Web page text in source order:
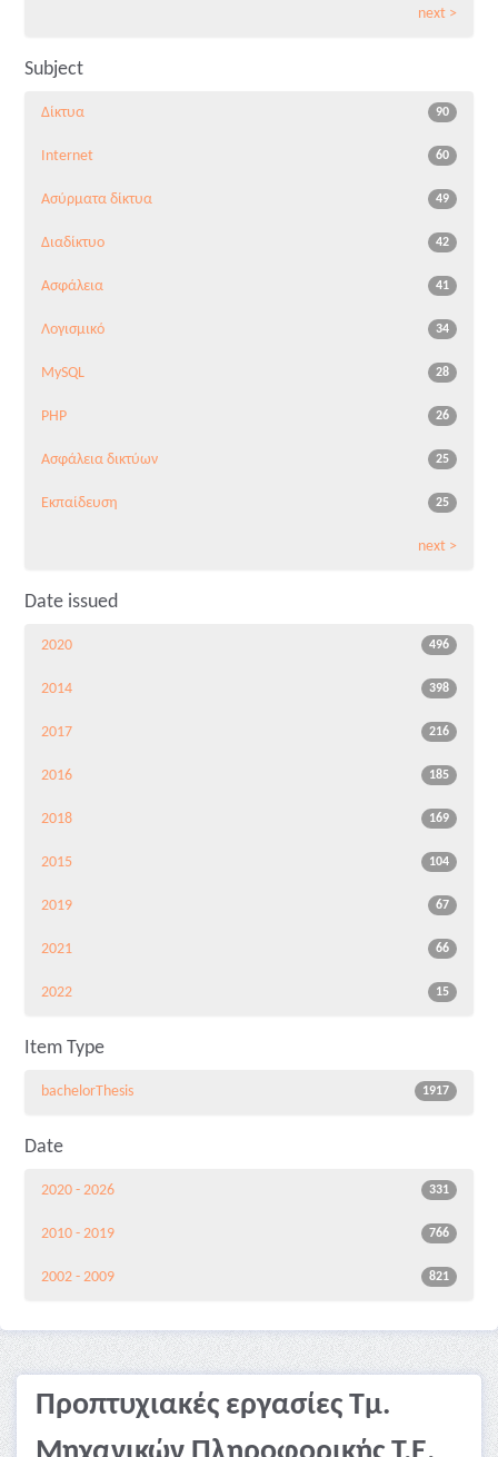
next >
Subject
90
Δίκτυα
60
Internet
49
Ασύρματα δίκτυα
42
Διαδίκτυο
41
Ασφάλεια
34
Λογισμικό
28
MySQL
26
PHP
25
Ασφάλεια δικτύων
25
Εκπαίδευση
next >
Date issued
496
2020
398
2014
216
2017
185
2016
169
2018
104
2015
67
2019
66
2021
15
2022
Item Type
1917
bachelorThesis
Date
331
2020 - 2026
766
2010 - 2019
821
2002 - 2009
Προπτυχιακές εργασίες Τμ.